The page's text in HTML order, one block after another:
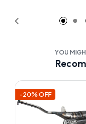
YOU
-20% OFF